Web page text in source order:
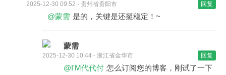
2025-12-30 09:52 - 贵州省贵阳市 回复
@蒙需 是的，关键是还挺稳定！~
蒙需
2025-12-30 10:44 - 浙江省金华市 回复
@I'M代代付 怎么订阅您的博客，刚试了一下